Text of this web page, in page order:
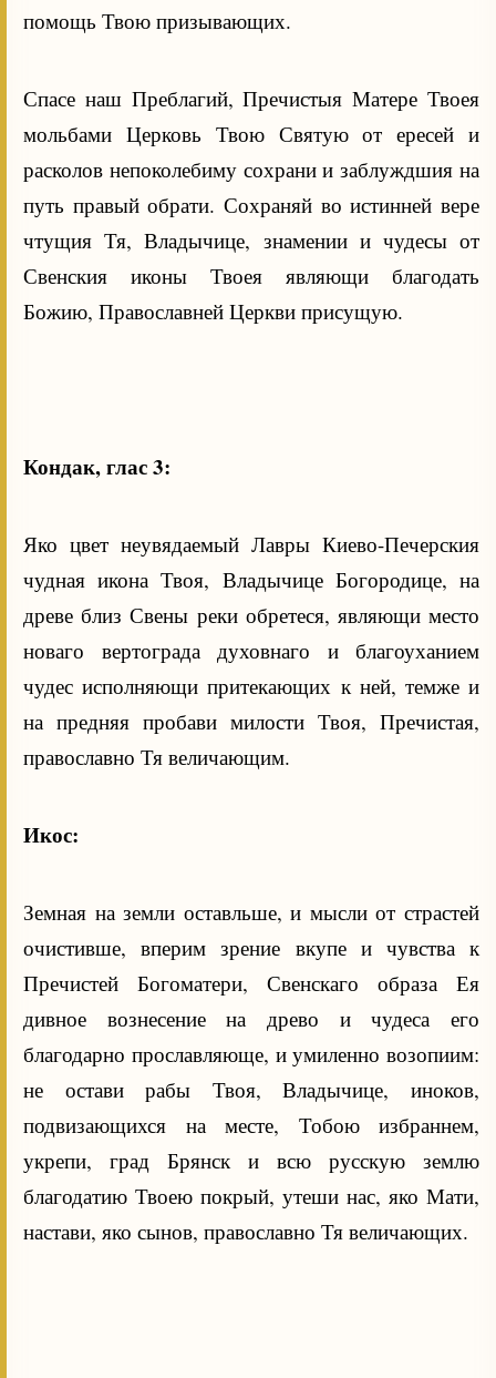
помощь Твою призывающих.
Спасе наш Преблагий, Пречистыя Матере Твоея
мольбами Церковь Твою Святую от ересей и
расколов непоколебиму сохрани и заблуждшия на
путь правый обрати. Сохраняй во истинней вере
чтущия Тя, Владычице, знамении и чудесы от
Свенския иконы Твоея являющи благодать
Божию, Православней Церкви присущую.
Кондак, глас 3:
Яко цвет неувядаемый Лавры Киево-Печерския
чудная икона Твоя, Владычице Богородице, на
древе близ Свены реки обретеся, являющи место
новаго вертограда духовнаго и благоуханием
чудес исполняющи притекающих к ней, темже и
на предняя пробави милости Твоя, Пречистая,
православно Тя величающим.
Икос:
Земная на земли оставльше, и мысли от страстей
очистивше, вперим зрение вкупе и чувства к
Пречистей Богоматери, Свенскаго образа Ея
дивное вознесение на древо и чудеса его
благодарно прославляюще, и умиленно возопиим:
не остави рабы Твоя, Владычице, иноков,
подвизающихся на месте, Тобою избраннем,
укрепи, град Брянск и всю русскую землю
благодатию Твоею покрый, утеши нас, яко Мати,
настави, яко сынов, православно Тя величающих.